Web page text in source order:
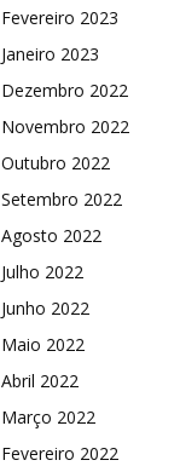
Fevereiro 2023
Janeiro 2023
Dezembro 2022
Novembro 2022
Outubro 2022
Setembro 2022
Agosto 2022
Julho 2022
Junho 2022
Maio 2022
Abril 2022
Março 2022
Fevereiro 2022